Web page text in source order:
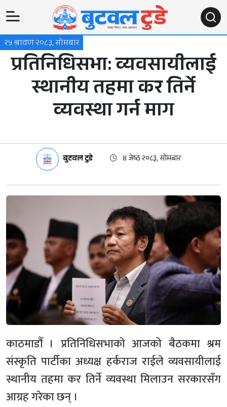
२५ श्रावण २०८३, सोमबार
प्रतिनिधिसभा: व्यवसायीलाई
स्थानीय तहमा कर तिर्ने
व्यवस्था गर्न माग
बुटवल टुडे ४ जेष्ठ २०८३, सोमबार
काठमाडौँ । प्रतिनिधिसभाको आजको बैठकमा श्रम
संस्कृति पार्टीका अध्यक्ष हर्कराज राईले व्यवसायीलाई
स्थानीय तहमा कर तिर्ने व्यवस्था मिलाउन सरकारसँग
आग्रह गरेका छन् ।